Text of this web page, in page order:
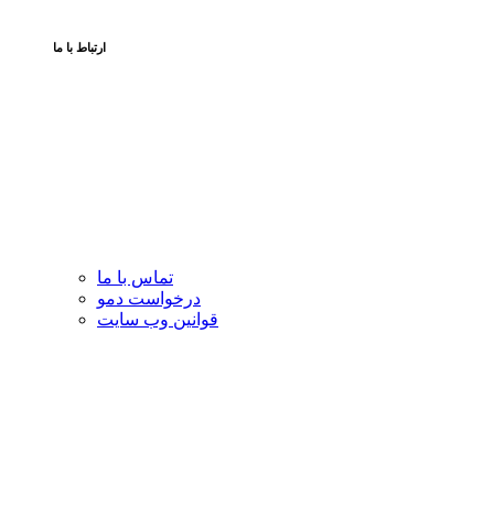
ارتباط با ما
تماس با ما
درخواست دمو
قوانین وب سایت